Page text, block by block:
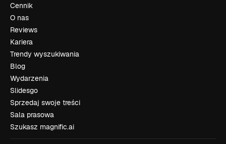
Cennik
O nas
Reviews
Kariera
Trendy wyszukiwania
Blog
Wydarzenia
Slidesgo
Sprzedaj swoje treści
Sala prasowa
Szukasz magnific.ai